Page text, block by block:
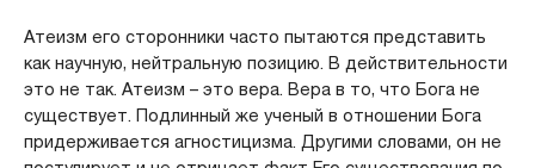
Атеизм его сторонники часто пытаются представить
как научную, нейтральную позицию. В действительности
это не так. Атеизм – это вера. Вера в то, что Бога не
существует. Подлинный же ученый в отношении Бога
придерживается агностицизма. Другими словами, он не